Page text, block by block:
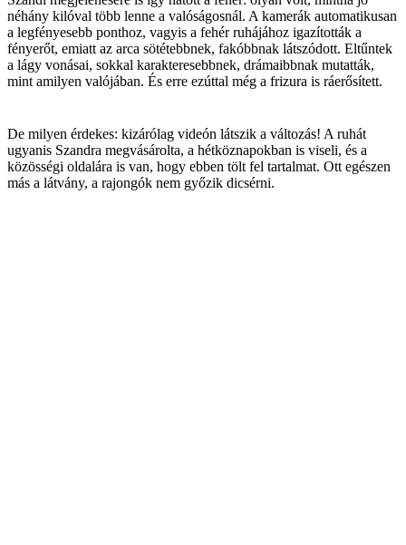
néhány kilóval több lenne a valóságosnál. A kamerák automatikusan
a legfényesebb ponthoz, vagyis a fehér ruhájához igazították a
fényerőt, emiatt az arca sötétebbnek, fakóbbnak látszódott. Eltűntek
a lágy vonásai, sokkal karakteresebbnek, drámaibbnak mutatták,
mint amilyen valójában. És erre ezúttal még a frizura is ráerősített.
De milyen érdekes: kizárólag videón látszik a változás! A ruhát
ugyanis Szandra megvásárolta, a hétköznapokban is viseli, és a
közösségi oldalára is van, hogy ebben tölt fel tartalmat. Ott egészen
más a látvány, a rajongók nem győzik dicsérni.